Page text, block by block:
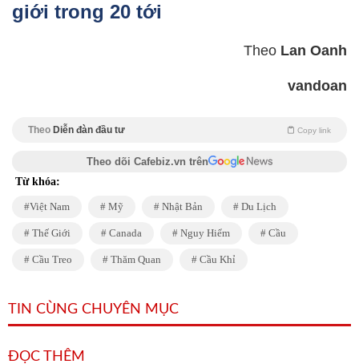
giới trong 20 tới
Theo Lan Oanh
vandoan
Theo Diễn đàn đầu tư Copy link
Theo dõi Cafebiz.vn trên
Từ khóa:
Việt Nam Mỹ Nhật Bản Du Lịch
Thế Giới Canada Nguy Hiểm Cầu
Cầu Treo Thăm Quan Cầu Khỉ
TIN CÙNG CHUYÊN MỤC
ĐỌC THÊM